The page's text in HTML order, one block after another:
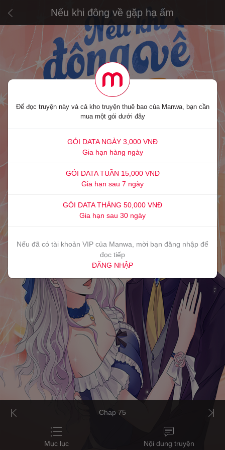
Nếu khi đông về gặp hạ ấm
Chap 75
Mục lục Nội dung truyện
Để đọc truyện này và cả kho truyện thuê bao của Manwa, bạn cần
mua một gói dưới đây
GÓI DATA NGÀY 3,000 VNĐ
Gia hạn hàng ngày
GÓI DATA TUẦN 15,000 VNĐ
Gia hạn sau 7 ngày
GÓI DATA THÁNG 50,000 VNĐ
Gia hạn sau 30 ngày
Nếu đã có tài khoản VIP của Manwa, mời bạn đăng nhập để
đọc tiếp
ĐĂNG NHẬP